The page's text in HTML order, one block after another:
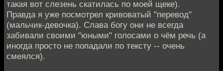
такая вот слезень скатилась по моей щеке).
Правда я уже посмотрел кривоватый "перевод"
(мальчик-девочка). Слава богу они не всегда
забивали своими "юными" голосами о чём речь (а
иногда просто не попадали по тексту -- очень
смеялся).